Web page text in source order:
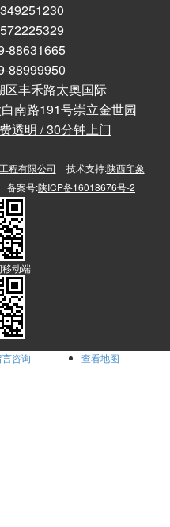
88631665
88999950
区丰禾路太奥国际
南路191号崇立金世园
透明 / 30分钟上门
程有限公司 技术支持:陕西印象
备案号:陕ICP备16018676号-2
动端
言咨询 查看地图